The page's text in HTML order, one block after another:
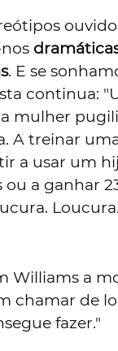
. E se
continua:
mulher
A treinar
a usar um
a ganhar
Williams a
chamar de
fazer."